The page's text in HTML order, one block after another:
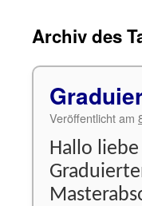
Archiv des
Veröffentlicht am
Hallo